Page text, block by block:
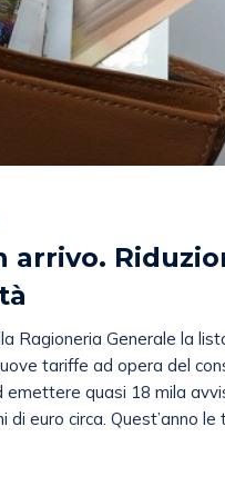
arrivo.
Ragioneria Generale la
tariffe ad opera del
emettere quasi 18 mila
euro circa. Quest’anno le